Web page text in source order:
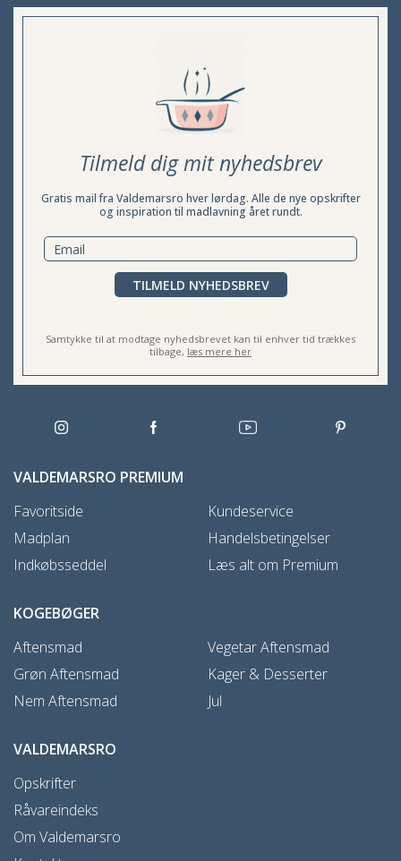
Tilmeld dig mit nyhedsbrev
Gratis mail fra Valdemarsro hver lørdag. Alle de nye opskrifter
og inspiration til madlavning året rundt.
TILMELD NYHEDSBREV
Samtykke til at modtage nyhedsbrevet kan til enhver tid trækkes
tilbage, læs mere her
VALDEMARSRO PREMIUM
Favoritside
Madplan
Indkøbsseddel
Kundeservice
Handelsbetingelser
Læs alt om Premium
KOGEBØGER
Aftensmad
Grøn Aftensmad
Nem Aftensmad
Vegetar Aftensmad
Kager & Desserter
Jul
VALDEMARSRO
Opskrifter
Råvareindeks
Om Valdemarsro